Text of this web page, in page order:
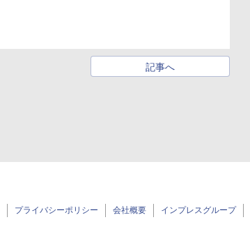
記事へ
プライバシーポリシー 会社概要 インプレスグループ